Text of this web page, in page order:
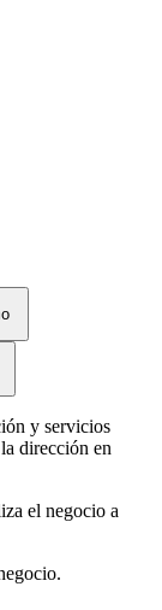
y servicios
dirección en
el negocio a